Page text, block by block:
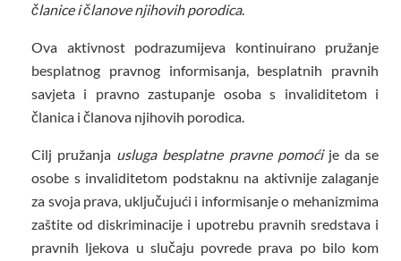
članice i članove njihovih porodica.
Ova aktivnost podrazumijeva kontinuirano pružanje
besplatnog pravnog informisanja, besplatnih pravnih
savjeta i pravno zastupanje osoba s invaliditetom i
članica i članova njihovih porodica.
Cilj pružanja usluga besplatne pravne pomoćije da se
osobe s invaliditetom podstaknu na aktivnije zalaganje
za svoja prava, uključujući i informisanje o mehanizmima
zaštite od diskriminacije i upotrebu pravnih sredstava i
pravnih ljekova u slučaju povrede prava po bilo kom